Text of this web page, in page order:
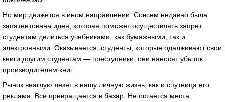
Но мир движется в ином направлении. Совсем недавно была
запатентована идея, которая поможет осуществлять запрет
студентам делиться учебниками: как бумажными, так и
электронными. Оказывается, студенты, которые одалживают свои
книги другим студентам — преступники: они наносят убыток
производителям книг.
Рынок внаглую лезет в нашу личную жизнь, как и спутница его
реклама. Всё превращается в базар. Не остаётся места